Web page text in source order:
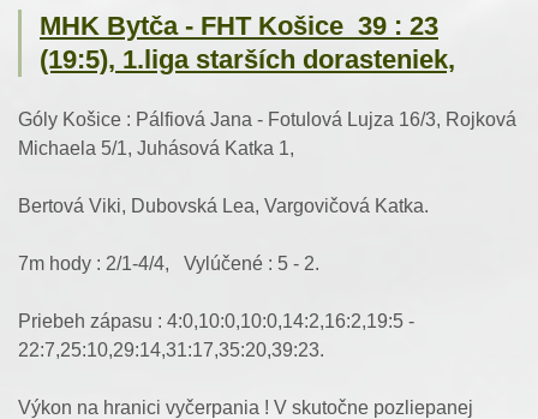
MHK Bytča - FHT Košice 39 : 23
(19:5), 1.liga starších dorasteniek,
Góly Košice : Pálfiová Jana - Fotulová Lujza 16/3, Rojková
Michaela 5/1, Juhásová Katka 1,
Bertová Viki, Dubovská Lea, Vargovičová Katka.
7m hody : 2/1-4/4, Vylúčené : 5 - 2.
Priebeh zápasu : 4:0,10:0,10:0,14:2,16:2,19:5 -
22:7,25:10,29:14,31:17,35:20,39:23.
Výkon na hranici vyčerpania ! V skutočne pozliepanej